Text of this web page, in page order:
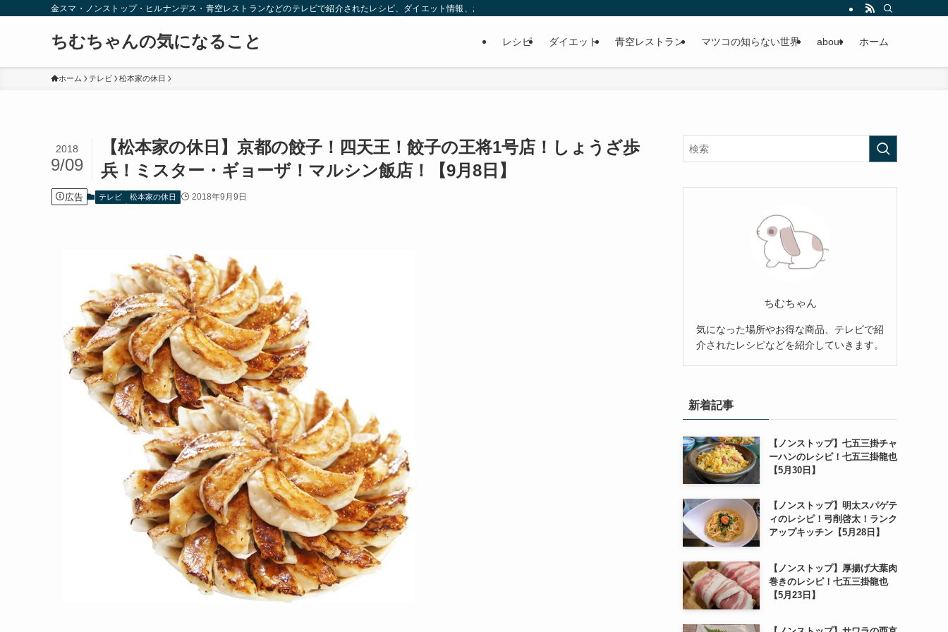
金スマ・ノンストップ・ヒルナンデス・青空レストランなどのテレビで紹介されたレシピ、ダイエット情報、お取り寄せなどを紹介します。
ちむちゃんの気になること レシピ ダイエット 青空レストラン マツコの知らない世界 about ホーム
ホーム テレビ 松本家の休日
【松本家の休日】京都の餃子！四天王！餃子の王将1号店！しょうざ歩
兵！ミスター・ギョーザ！マルシン飯店！【9月8日】
2018
9/09
広告 テレビ 松本家の休日 2018年9月9日
ちむちゃん
気になった場所やお得な商品、テレビで紹
介されたレシピなどを紹介していきます。
新着記事
【ノンストップ】七五三掛チャ
ーハンのレシピ！七五三掛龍也
【5月30日】
【ノンストップ】明太スパゲテ
ィのレシピ！弓削啓太！ランク
アップキッチン【5月28日】
【ノンストップ】厚揚げ大葉肉
巻きのレシピ！七五三掛龍也
【5月23日】